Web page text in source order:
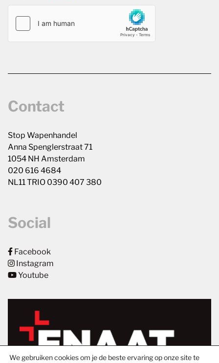
Contact
Stop Wapenhandel
Anna Spenglerstraat 71
1054 NH Amsterdam
020 616 4684
NL11 TRIO 0390 407 380
Social
Facebook
Instagram
Youtube
We gebruiken cookies om je de beste ervaring op onze site te